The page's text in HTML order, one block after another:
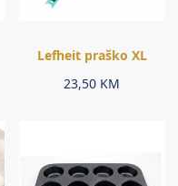
Lefheit praško XL
23,50 KM